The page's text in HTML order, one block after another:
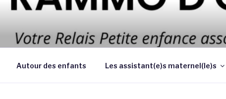
d’améliorer les conditions et la qualité de la garde des
ou au domicile des parents
Autour des enfants Les assistant(e)s maternel(le)s